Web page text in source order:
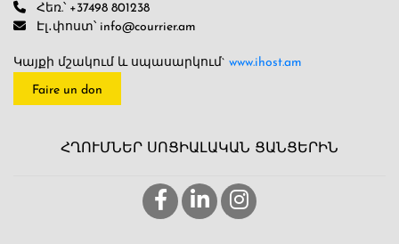
Հեռ.՝ +37498 801238
Էլ․փոստ՝ info@courrier.am
Կայքի մշակում և սպասարկում` www.ihost.am
Faire un don
ՀՂՈՒՄՆԵՐ ՍՈՑԻԱԼԱԿԱՆ ՑԱՆՑԵՐԻՆ